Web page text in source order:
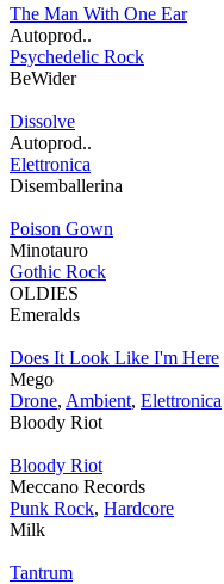
The Man With One Ear
Autoprod..
Psychedelic Rock
BeWider
Dissolve
Autoprod..
Elettronica
Disemballerina
Poison Gown
Minotauro
Gothic Rock
OLDIES
Emeralds
Does It Look Like I'm Here
Mego
Drone, Ambient, Elettronica
Bloody Riot
Bloody Riot
Meccano Records
Punk Rock, Hardcore
Milk
Tantrum